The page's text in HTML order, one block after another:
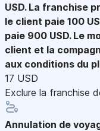
USD. La franchise
le client paie 100
paie 900 USD. Le
client et la
aux conditions du
17 USD
Exclure la franchise
Annulation de